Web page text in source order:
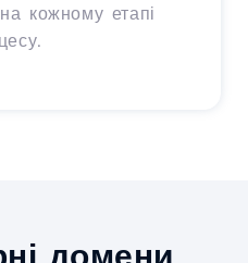
кожному етапі